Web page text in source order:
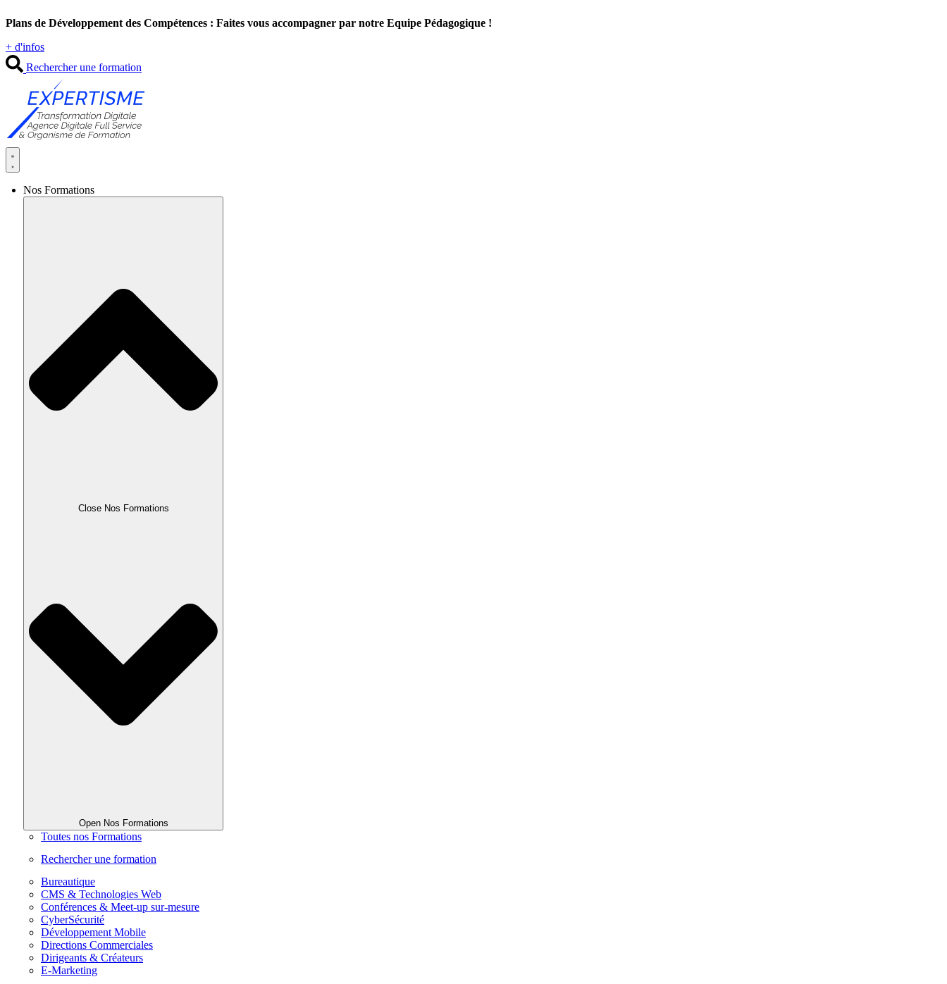
au
Plans de Développement des Compétences : Faites vous accompagner par notre Equipe Pédagogique !
+ d'infos
Rechercher une formation
Nos Formations
Close Nos Formations
Open Nos Formations
Toutes nos Formations
Rechercher une formation
Bureautique
CMS & Technologies Web
Conférences & Meet-up sur-mesure
CyberSécurité
Développement Mobile
Directions Commerciales
Dirigeants & Créateurs
E-Marketing